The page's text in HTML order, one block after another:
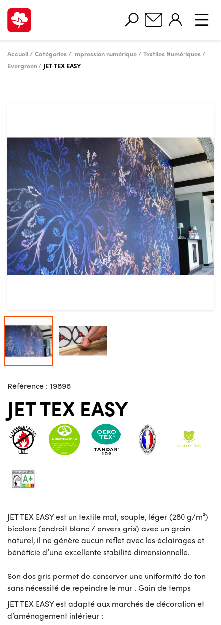
Accueil Catégories Impression numérique
Textiles Numériques
Evergreen
JET TEX EASY
Référence : 19896
JET TEX EASY
JET TEX EASY est un textile mat, souple, léger (280 g/m²)
bicolore (endroit blanc / envers gris) avec un grain
naturel, il ne génère aucun reflet avec les éclairages et
bénéficie d’une excellente stabilité dimensionnelle.
Son dos gris permet de conserver une uniformité de ton
sans nécessité de repeindre le mur . Gain de temps
JET TEX EASY est adapté aux marchés de décoration et
d’aménagement intérieur :